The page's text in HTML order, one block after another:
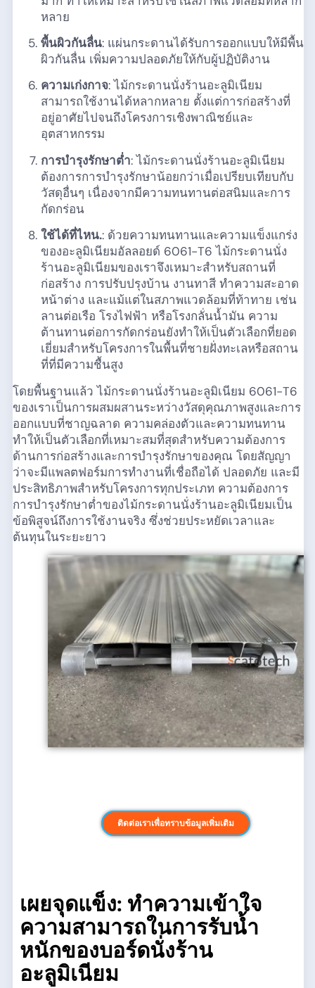
หลาย
พื้นผิวกันลื่น: แผ่นกระดานได้รับการออกแบบให้มีพื้น
ผิวกันลื่น เพิ่มความปลอดภัยให้กับผู้ปฏิบัติงาน
ความเก่งกาจ: ไม้กระดานนั่งร้านอะลูมิเนียม
สามารถใช้งานได้หลากหลาย ตั้งแต่การก่อสร้างที่
อยู่อาศัยไปจนถึงโครงการเชิงพาณิชย์และ
อุตสาหกรรม
การบำรุงรักษาต่ำ: ไม้กระดานนั่งร้านอะลูมิเนียม
ต้องการการบำรุงรักษาน้อยกว่าเมื่อเปรียบเทียบกับ
วัสดุอื่นๆ เนื่องจากมีความทนทานต่อสนิมและการ
กัดกร่อน
ใช้ได้ที่ไหน.: ด้วยความทนทานและความแข็งแกร่ง
ของอะลูมิเนียมอัลลอยด์ 6061-T6 ไม้กระดานนั่ง
ร้านอะลูมิเนียมของเราจึงเหมาะสำหรับสถานที่
ก่อสร้าง การปรับปรุงบ้าน งานทาสี ทำความสะอาด
หน้าต่าง และแม้แต่ในสภาพแวดล้อมที่ท้าทาย เช่น
ลานต่อเรือ โรงไฟฟ้า หรือโรงกลั่นน้ำมัน ความ
ต้านทานต่อการกัดกร่อนยังทำให้เป็นตัวเลือกที่ยอด
เยี่ยมสำหรับโครงการในพื้นที่ชายฝั่งทะเลหรือสถาน
ที่ที่มีความชื้นสูง
โดยพื้นฐานแล้ว ไม้กระดานนั่งร้านอะลูมิเนียม 6061-T6
ของเราเป็นการผสมผสานระหว่างวัสดุคุณภาพสูงและการ
ออกแบบที่ชาญฉลาด ความคล่องตัวและความทนทาน
ทำให้เป็นตัวเลือกที่เหมาะสมที่สุดสำหรับความต้องการ
ด้านการก่อสร้างและการบำรุงรักษาของคุณ โดยสัญญา
ว่าจะมีแพลตฟอร์มการทำงานที่เชื่อถือได้ ปลอดภัย และมี
ประสิทธิภาพสำหรับโครงการทุกประเภท ความต้องการ
การบำรุงรักษาต่ำของไม้กระดานนั่งร้านอะลูมิเนียมเป็น
ข้อพิสูจน์ถึงการใช้งานจริง ซึ่งช่วยประหยัดเวลาและ
ต้นทุนในระยะยาว
ติดต่อเราเพื่อทราบข้อมูลเพิ่มเติม
เผยจุดแข็ง: ทำความเข้าใจ
ความสามารถในการรับน้ำ
หนักของบอร์ดนั่งร้าน
อะลูมิเนียม